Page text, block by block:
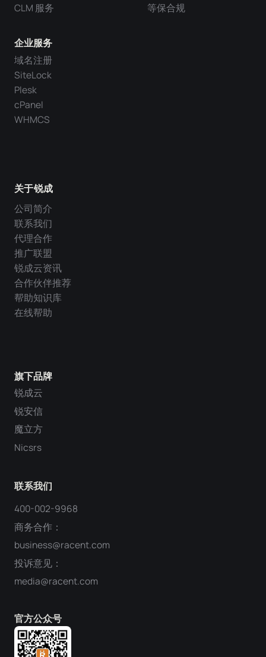
旗下品牌
锐成云
锐安信
魔立方
Nicsrs
联系我们
400-002-9968
商务合作：
business@racent.com
投诉意见：
media@racent.com
官方公众号
CLM 服务
企业服务
域名注册
SiteLock
Plesk
cPanel
WHMCS
等保合规
关于锐成
公司简介
联系我们
代理合作
推广联盟
锐成云资讯
合作伙伴推荐
帮助知识库
在线帮助